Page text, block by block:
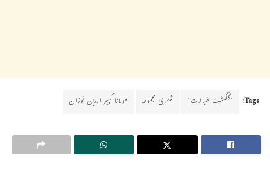
Tags: ’گلگشت خیالات‘ شعری مجموعہ مولانا کبیر الدین فوزان